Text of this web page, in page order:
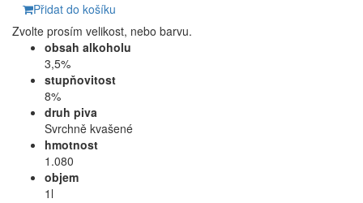
Přidat do košíku
Zvolte prosím velikost, nebo barvu.
obsah alkoholu
3,5%
stupňovitost
8%
druh piva
Svrchně kvašené
hmotnost
1.080
objem
1l